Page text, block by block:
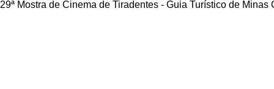
29ª Mostra de Cinema de Tiradentes - Guia Turístico de Minas